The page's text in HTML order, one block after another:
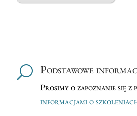
U Podstawowe
Prosimy o zapoznanie się z
informacjami o